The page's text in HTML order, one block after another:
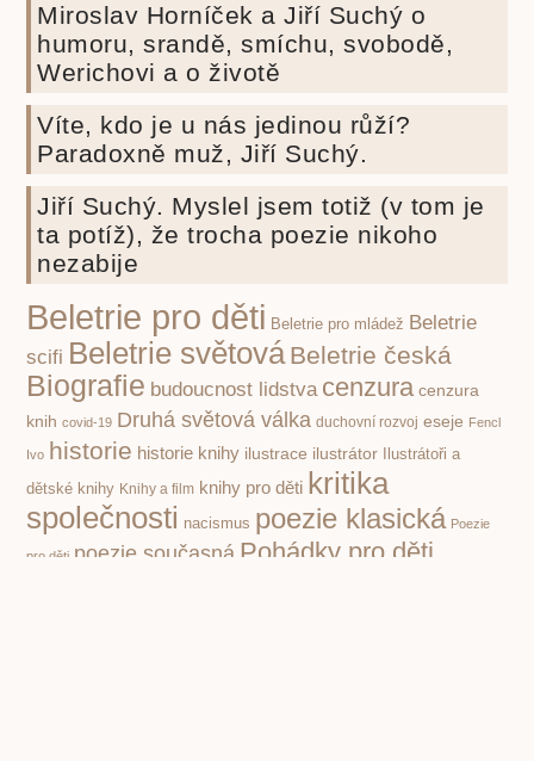
Miroslav Horníček a Jiří Suchý o
humoru, srandě, smíchu, svobodě,
Werichovi a o životě
Víte, kdo je u nás jedinou růží?
Paradoxně muž, Jiří Suchý.
Jiří Suchý. Myslel jsem totiž (v tom je
ta potíž), že trocha poezie nikoho
nezabije
Beletrie pro děti Beletrie pro mládež Beletrie
scifi Beletrie světováBeletrie česká
Biografie budoucnost lidstva cenzura cenzura
knih covid-19 Druhá světová válka duchovní rozvoj eseje Fencl
Ivo historie historie knihy ilustrace ilustrátor
Ilustrátoři a
dětské knihy Knihy a film knihy pro děti kritika
společnosti nacismus poezie klasická Poezie
pro děti poezie současná Pohádky pro děti